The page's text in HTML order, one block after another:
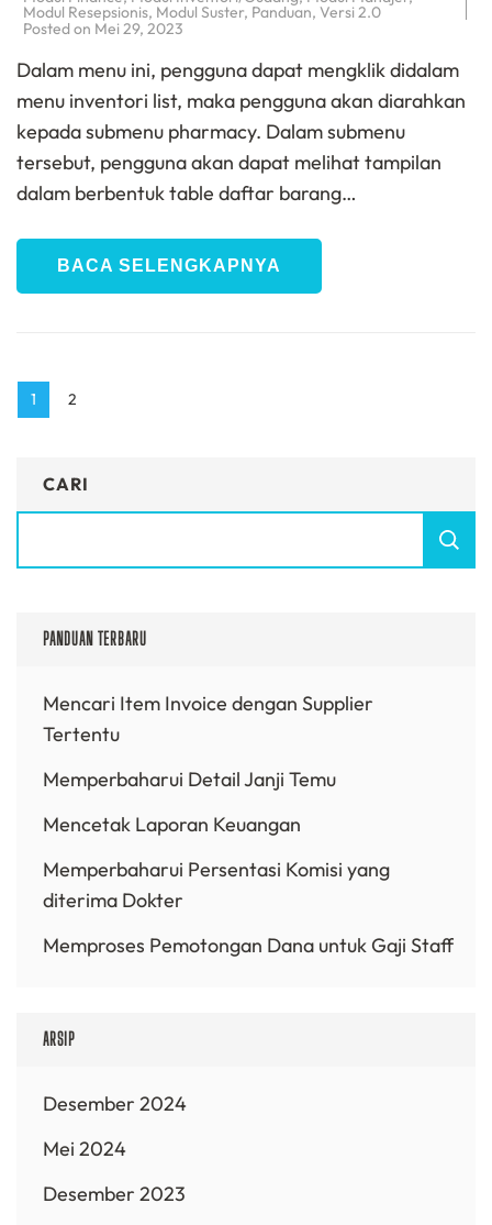
Modul Resepsionis, Modul Suster, Panduan, Versi 2.0
Posted on Mei 29, 2023
Dalam menu ini, pengguna dapat mengklik didalam
menu inventori list, maka pengguna akan diarahkan
kepada submenu pharmacy. Dalam submenu
tersebut, pengguna akan dapat melihat tampilan
dalam berbentuk table daftar barang…
BACA SELENGKAPNYA
Paginasi
pos
Page
1 Page
2
CARI
PANDUAN TERBARU
Mencari Item Invoice dengan Supplier
Tertentu
Memperbaharui Detail Janji Temu
Mencetak Laporan Keuangan
Memperbaharui Persentasi Komisi yang
diterima Dokter
Memproses Pemotongan Dana untuk Gaji Staff
ARSIP
Desember 2024
Mei 2024
Desember 2023